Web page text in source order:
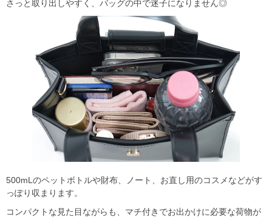
さっと取り出しやすく、バッグの中で迷子になりません◎
500mLのペットボトルや財布、ノート、お直し用のコスメなどがす
っぽり収まります。
コンパクトな見た目ながらも、マチ付きでお出かけに必要な荷物が